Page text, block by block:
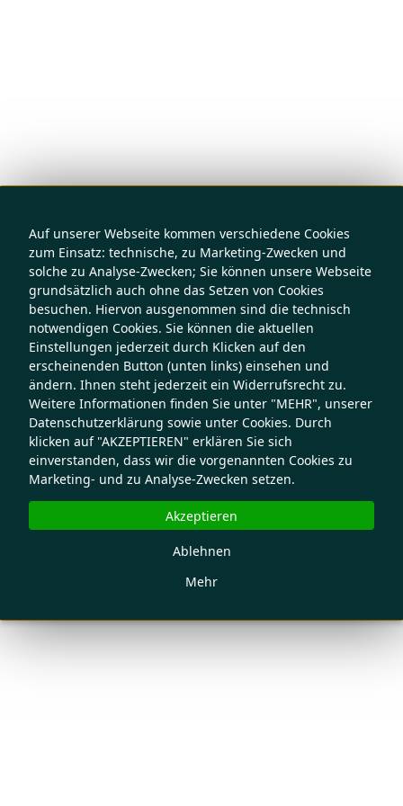
Auf unserer Webseite kommen verschiedene Cookies
zum Einsatz: technische, zu Marketing-Zwecken und
solche zu Analyse-Zwecken; Sie können unsere Webseite
grundsätzlich auch ohne das Setzen von Cookies
besuchen. Hiervon ausgenommen sind die technisch
notwendigen Cookies. Sie können die aktuellen
Einstellungen jederzeit durch Klicken auf den
erscheinenden Button (unten links) einsehen und
ändern. Ihnen steht jederzeit ein Widerrufsrecht zu.
Weitere Informationen finden Sie unter "MEHR", unserer
Datenschutzerklärung sowie unter Cookies. Durch
klicken auf "AKZEPTIEREN" erklären Sie sich
einverstanden, dass wir die vorgenannten Cookies zu
Marketing- und zu Analyse-Zwecken setzen.
Mehr
Ablehnen
Akzeptieren